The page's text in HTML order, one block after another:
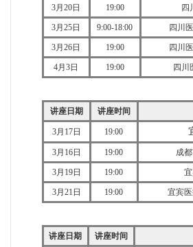
3月20日 19:00 四
3月25日 9:00-18:00 四川
3月26日 19:00 四川
4月3日 19:00 四川
讲座日期 讲座时间
3月17日 19:00
3月16日 19:00 成
3月19日 19:00
3月21日 19:00 宜宾
讲座日期 讲座时间